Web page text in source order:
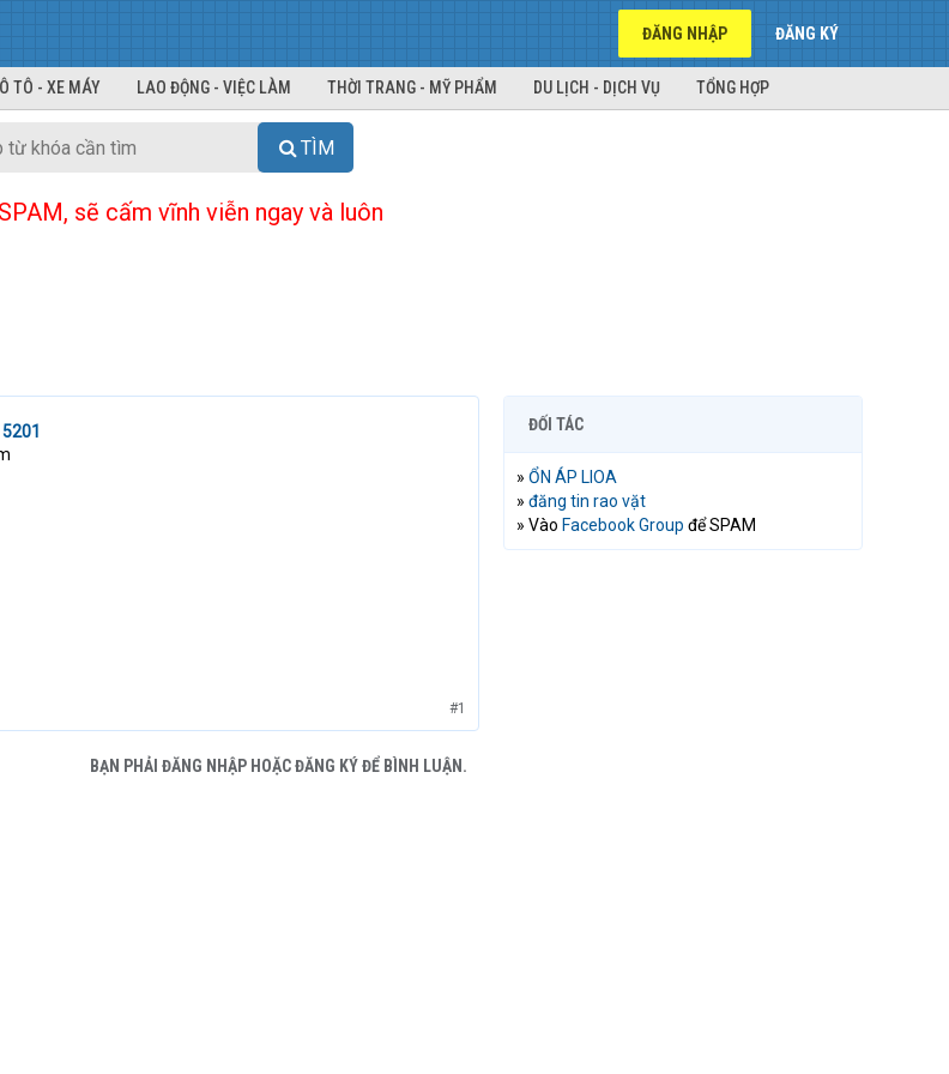
ĐĂNG NHẬP ĐĂNG KÝ
Ô TÔ - XE MÁY LAO ĐỘNG - VIỆC LÀM THỜI TRANG - MỸ PHẨM DU LỊCH - DỊCH VỤ TỔNG HỢP
TÌM
sẽ cấm vĩnh viễn ngay và luôn
#1
BẠN PHẢI ĐĂNG NHẬP HOẶC ĐĂNG KÝ ĐỂ BÌNH LUẬN.
ĐỐI TÁC
» ỔN ÁP LIOA
» đăng tin rao vặt
» Vào Facebook Group để SPAM